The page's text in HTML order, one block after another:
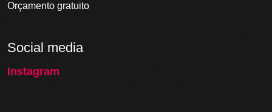
Orçamento gratuito
Social media
Instagram